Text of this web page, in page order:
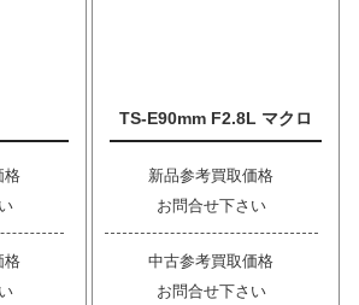
格
格
TS-E90mm F2.8L マクロ
新品参考買取価格
お問合せ下さい
中古参考買取価格
お問合せ下さい